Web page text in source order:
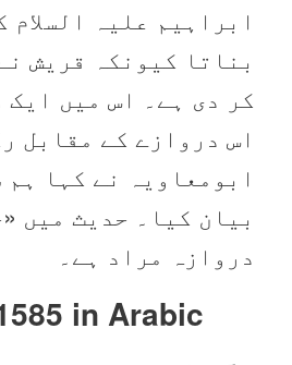
ابراہیم علیہ السلام
بناتا کیونکہ قریش
کر دی ہے۔ اس میں ایک
اس دروازے کے مقابل
ابومعاویہ نے کہا
بیان کیا۔ حدیث میں
دروازہ مراد ہے۔
in Arabic